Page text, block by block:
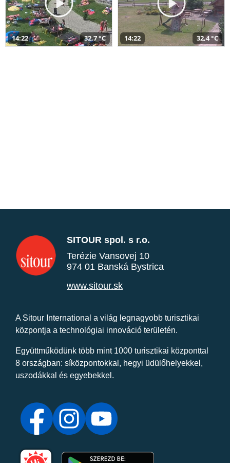
14:22 32,7 °C 14:22 32,4 °C
SITOUR spol. s r.o.
Terézie Vansovej 10
974 01 Banská Bystrica
www.sitour.sk
A Sitour International a világ legnagyobb turisztikai
központja a technológiai innováció területén.
Együttműködünk több mint 1000 turisztikai központtal
8 országban: síközpontokkal, hegyi üdülőhelyekkel,
uszodákkal és egyebekkel.